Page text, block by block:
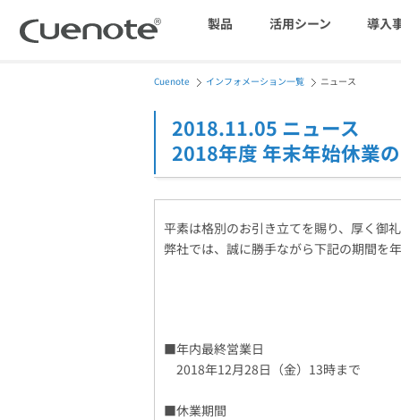
製品
メール配信システム
SMS配信サービス
活用シーン
会員獲得／ニーズ把握
効果改善・顧客育成
導入
マーケティングブログ
Cuenote インフォメーション一覧 ニュース
2018.11.05 ニュース
2018年度 年末年始休業
平素は格別のお引き立てを賜り、厚く御
弊社では、誠に勝手ながら下記の期間を
■年内最終営業日
2018年12月28日（金）13時まで
■休業期間